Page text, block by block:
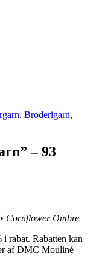
, Broderigarn,
– 93
Cornflower Ombre
rabat. Rabatten kan
af DMC Mouliné